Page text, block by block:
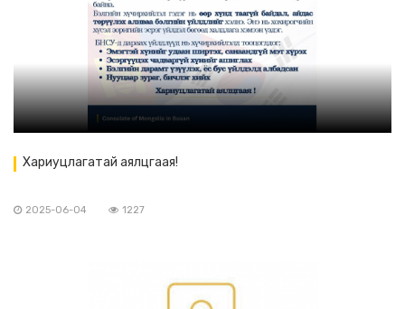
Хариуцлагатай аялцгаая!
2025-06-04 1227